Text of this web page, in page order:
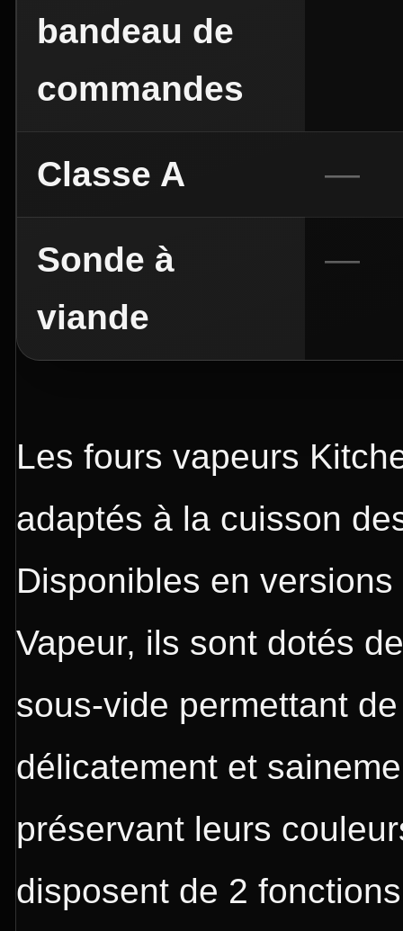
bandeau de
commandes
Classe A
Sonde à
viande
Les fours vapeurs
adaptés à la cuisson
Disponibles en versions
Vapeur, ils sont dotés
sous-vide permettant
délicatement et
préservant leurs
disposent de 2